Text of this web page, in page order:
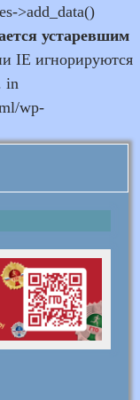
>add_data()
устаревшим
IE игнорируются
in
wp-